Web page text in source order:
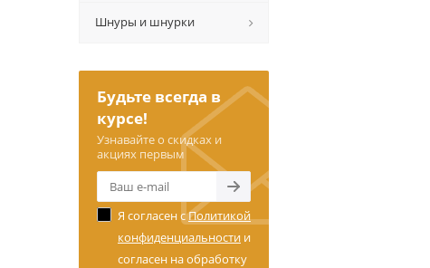
Шнуры и шнурки
Будьте всегда в
курсе!
Узнавайте о скидках и
акциях первым
Я согласен сПолитикой
конфиденциальности и
согласен на обработку